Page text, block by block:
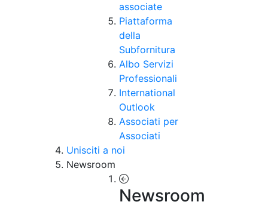
associate
Piattaforma
della
Subfornitura
Albo Servizi
Professionali
International
Outlook
Associati per
Associati
Unisciti a noi
Newsroom
Newsroom